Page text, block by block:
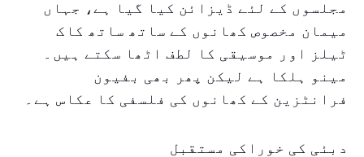
مجلسوں کے لئے ڈیزائن کیا گیا ہے، جہاں
میمان مخصوص کھانوں کے ساتھ ساتھ کاک
ٹیلز اور موسیقی کا لطف اٹھا سکتے ہیں۔
مینو ہلکا ہے لیکن پھر بھی بفیون
فرانٹزین کے کھانوں کی فلسفی کا عکاس ہے۔
دبئی کی خوراکی مستقبل